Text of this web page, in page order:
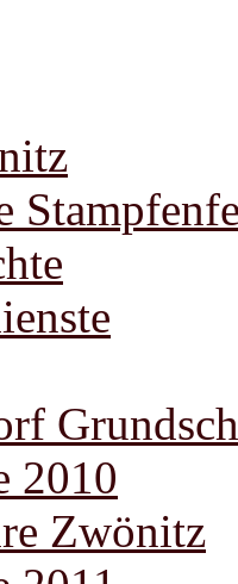
2010
Zwönitz